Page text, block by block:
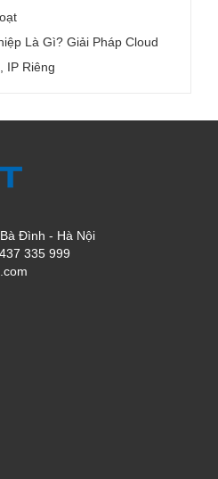
Là Gì? Giải Pháp Cloud
IP Riêng
Đình - Hà Nội
335 999